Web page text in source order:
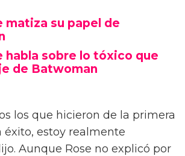
matiza su papel de
habla sobre lo tóxico que
de Batwoman
los que hicieron de la primera
estoy realmente
Aunque Rose no explicó por